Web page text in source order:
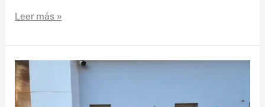
Leer más »
Ya
tenemos
a